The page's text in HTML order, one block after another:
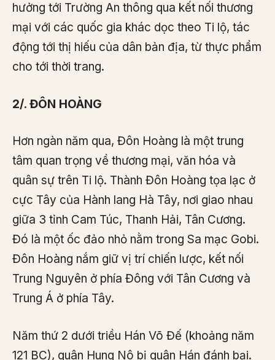
hưởng tới Trường An thông qua kết nối thương
mại với các quốc gia khác dọc theo Ti lộ, tác
động tới thị hiếu của dân bản địa, từ thực phẩm
cho tới thời trang.
2/. ĐÔN HOÀNG
Hơn ngàn năm qua, Đôn Hoàng là một trung
tâm quan trọng về thương mại, văn hóa và
quân sự trên Ti lộ. Thành Đôn Hoàng tọa lạc ở
cực Tây của Hành lang Hà Tây, nơi giao nhau
giữa 3 tỉnh Cam Túc, Thanh Hải, Tân Cương.
Đó là một ốc đảo nhỏ nằm trong Sa mạc Gobi.
Đôn Hoàng nắm giữ vị trí chiến lược, kết nối
Trung Nguyên ở phía Đông với Tân Cương và
Trung Á ở phía Tây.
Năm thứ 2 dưới triều Hán Võ Đế (khoảng năm
121 BC), quân Hung Nô bị quân Hán đánh bại.